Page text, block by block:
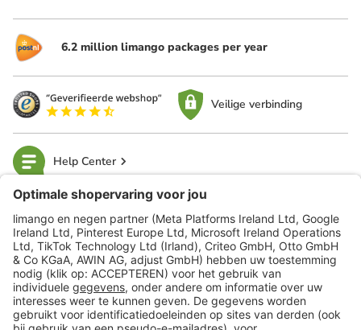
6.2 million limango packages per year
Veilige verbinding
Help Center
limango
Veilig winkelen
Klantenservice
Shop